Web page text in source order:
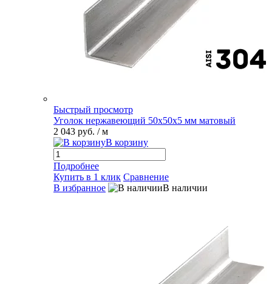
Быстрый просмотр
Уголок нержавеющий 50х50х5 мм матовый
2 043 руб. / м
В корзину
Подробнее
Купить в 1 клик Сравнение
В избранное
В наличии